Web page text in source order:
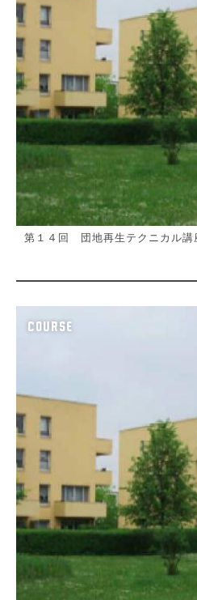
第１４回 団地再生テクニカル講
COURSE